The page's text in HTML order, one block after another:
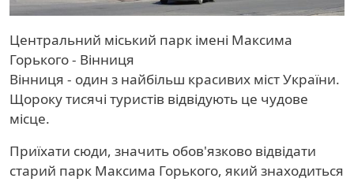
Центральний міський парк імені Максима
Горького - Вінниця
Вінниця - один з найбільш красивих міст України.
Щороку тисячі туристів відвідують це чудове
місце.
Приїхати сюди, значить обов'язково відвідати
старий парк Максима Горького, який знаходиться